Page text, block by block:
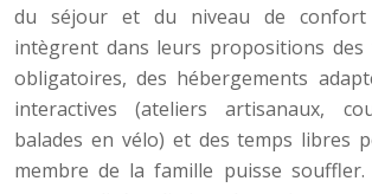
du séjour et du niveau de confort
intègrent dans leurs propositions des
obligatoires, des hébergements
interactives (ateliers artisanaux,
balades en vélo) et des temps libres
membre de la famille puisse souffler.